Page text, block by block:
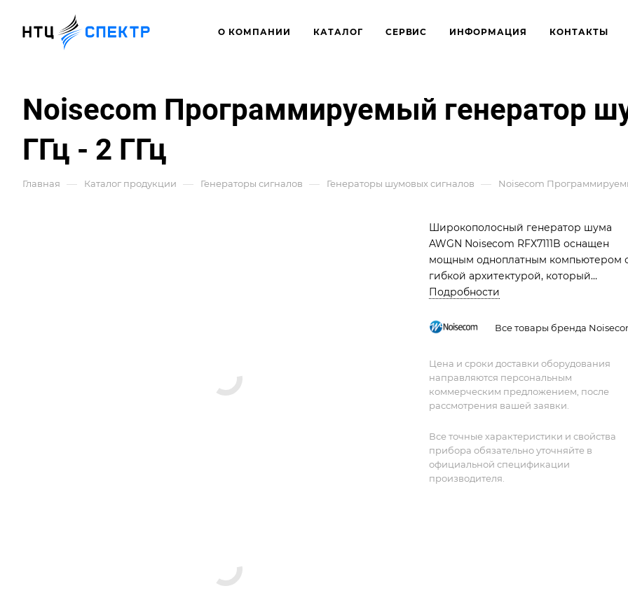
О КОМПАНИИ КАТАЛОГ СЕРВИС ИНФОРМАЦИЯ КОНТАКТЫ
Noisecom Программируемый генератор
ГГц - 2 ГГц
Главная — Каталог продукции — Генераторы сигналов — Генераторы шумовых сигналов — Noisecom
Широкополосный генератор шума
AWGN Noisecom RFX7111B оснащен
мощным одноплатным компьютером
гибкой архитектурой, который
используется для создания сложных
современных тестовых систем. Эта
пользователю удовлетворить самые
сложные требования к испытаниям.
Прецизионные компоненты
обеспечивают высокую выходную
равномерностью, а гибкая
компьютерная архитектура позволяет
управлять несколькими
и переключателями. Корпус высотой
Подробности
Все товары бренда
Цена и сроки доставки оборудования
направляются персональным
коммерческим предложением, после
рассмотрения вашей заявки.
Все точные характеристики и свойства
прибора обязательно уточняйте в
официальной спецификации
производителя.